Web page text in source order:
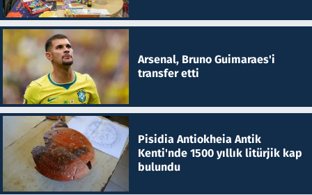
Arsenal, Bruno Guimaraes'i
transfer etti
Pisidia Antiokheia Antik
Kenti'nde 1500 yıllık litürjik kap
bulundu